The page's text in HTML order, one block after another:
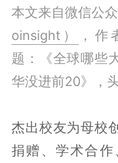
本文来自微信公众
oinsight）
，作
题：《全球哪些
华没进前20》，
杰出校友为母校
捐赠、学术合